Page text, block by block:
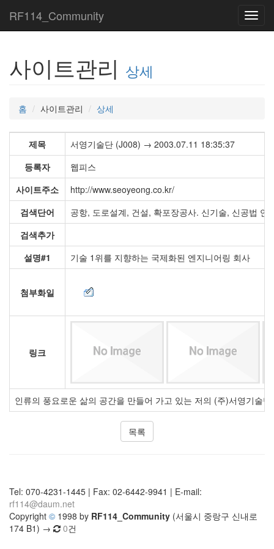
RF114_Community
사이트관리 상세
홈 사이트관리 상세
제목
서영기술단 (J008) → 2003.07.11 18:35:37
등록자
웹피스
사이트주소
http://www.seoyeong.co.kr/
검색단어
공항, 도로설계, 건설, 확포장공사. 신기술, 신공법 연
검색추가
설명#1
기술 1위를 지향하는 국제화된 엔지니어링 회사
첨부화일
링크
인류의 풍요로운 삶의 공간을 만들어 가고 있는 저의 (주)서영기술
목록
Tel: 070-4231-1445 | Fax: 02-6442-9941 | E-mail:
rf114@daum.net
Copyright © 1998 by RF114_Community (서울시 중랑구 신내로
174 B1) →
0건